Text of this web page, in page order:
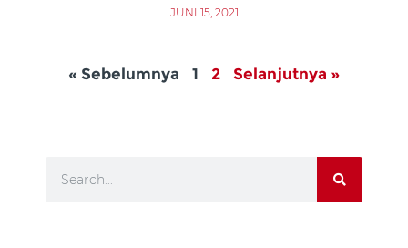
JUNI 15, 2021
« Sebelumnya 1 2 Selanjutnya »